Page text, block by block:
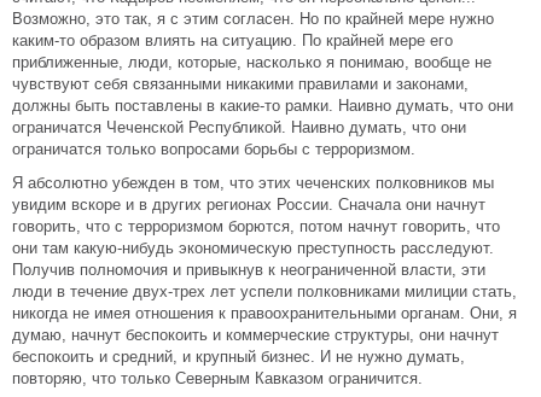
Возможно, это так, я с этим согласен. Но по крайней мере нужно
каким-то образом влиять на ситуацию. По крайней мере его
приближенные, люди, которые, насколько я понимаю, вообще не
чувствуют себя связанными никакими правилами и законами,
должны быть поставлены в какие-то рамки. Наивно думать, что они
ограничатся Чеченской Республикой. Наивно думать, что они
ограничатся только вопросами борьбы с терроризмом.
Я абсолютно убежден в том, что этих чеченских полковников мы
увидим вскоре и в других регионах России. Сначала они начнут
говорить, что с терроризмом борются, потом начнут говорить, что
они там какую-нибудь экономическую преступность расследуют.
Получив полномочия и привыкнув к неограниченной власти, эти
люди в течение двух-трех лет успели полковниками милиции стать,
никогда не имея отношения к правоохранительными органам. Они, я
думаю, начнут беспокоить и коммерческие структуры, они начнут
беспокоить и средний, и крупный бизнес. И не нужно думать,
повторяю, что только Северным Кавказом ограничится.